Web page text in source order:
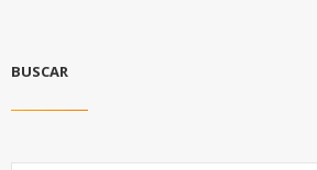
BUSCAR